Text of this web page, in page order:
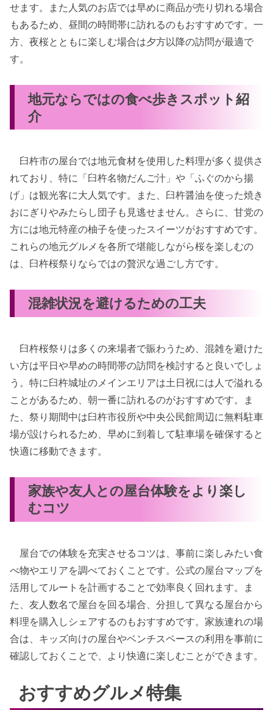
せます。また人気のお店では早めに商品が売り切れる場合
もあるため、昼間の時間帯に訪れるのもおすすめです。一
方、夜桜とともに楽しむ場合は夕方以降の訪問が最適で
す。
地元ならではの食べ歩きスポット紹
介
臼杵市の屋台では地元食材を使用した料理が多く提供さ
れており、特に「臼杵名物だんご汁」や「ふぐのから揚
げ」は観光客に大人気です。また、臼杵醤油を使った焼き
おにぎりやみたらし団子も見逃せません。さらに、甘党の
方には地元特産の柚子を使ったスイーツがおすすめです。
これらの地元グルメを各所で堪能しながら桜を楽しむの
は、臼杵桜祭りならではの贅沢な過ごし方です。
混雑状況を避けるための工夫
臼杵桜祭りは多くの来場者で賑わうため、混雑を避けた
い方は平日や早めの時間帯の訪問を検討すると良いでしょ
う。特に臼杵城址のメインエリアは土日祝には人で溢れる
ことがあるため、朝一番に訪れるのがおすすめです。ま
た、祭り期間中は臼杵市役所や中央公民館周辺に無料駐車
場が設けられるため、早めに到着して駐車場を確保すると
快適に移動できます。
家族や友人との屋台体験をより楽し
むコツ
屋台での体験を充実させるコツは、事前に楽しみたい食
べ物やエリアを調べておくことです。公式の屋台マップを
活用してルートを計画することで効率良く回れます。ま
た、友人数名で屋台を回る場合、分担して異なる屋台から
料理を購入しシェアするのもおすすめです。家族連れの場
合は、キッズ向けの屋台やベンチスペースの利用を事前に
確認しておくことで、より快適に楽しむことができます。
おすすめグルメ特集